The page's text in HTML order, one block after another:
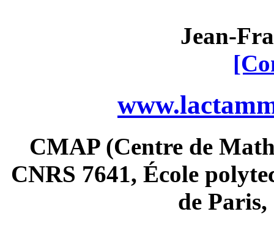
Jean-
CMAP (Centre de
CNRS 7641, École
de